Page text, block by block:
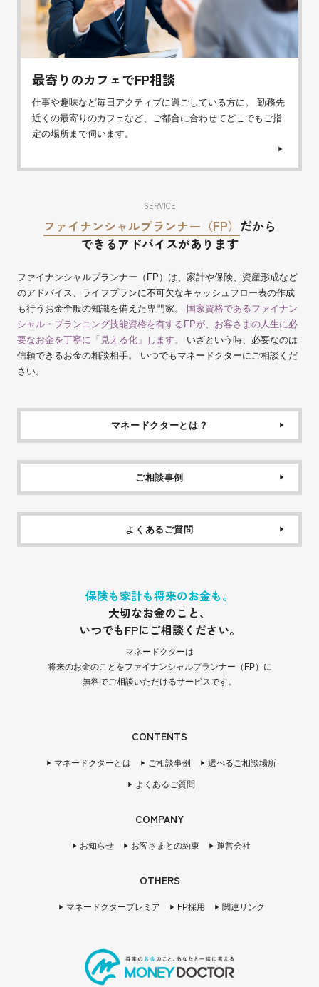
最寄りのカフェでFP相談
仕事や趣味など毎日アクティブに過ごしている方に。 勤務先
近くの最寄りのカフェなど、ご都合に合わせてどこでもご指
定の場所まで伺います。
SERVICE
ファイナンシャルプランナー（FP） だから
できるアドバイスがあります
ファイナンシャルプランナー（FP）は、家計や保険、資産形成など
のアドバイス、ライフプランに不可欠なキャッシュフロー表の作成
も行うお金全般の知識を備えた専門家。
国家資格であるファイナン
シャル・プランニング技能資格を有するFPが、お客さまの人生に必
要なお金を丁寧に「見える化」します。
いざという時、必要なのは
信頼できるお金の相談相手。 いつでもマネードクターにご相談くだ
さい。
マネードクターとは？
ご相談事例
よくあるご質問
保険も家計も将来のお金も。
大切なお金のこと、
いつでもFPにご相談ください。
マネードクターは
将来のお金のことをファイナンシャルプランナー（FP）に
無料でご相談いただけるサービスです。
CONTENTS
マネードクターとは ご相談事例 選べるご相談場所
よくあるご質問
COMPANY
お知らせ お客さまとの約束 運営会社
OTHERS
マネードクタープレミア FP採用 関連リンク